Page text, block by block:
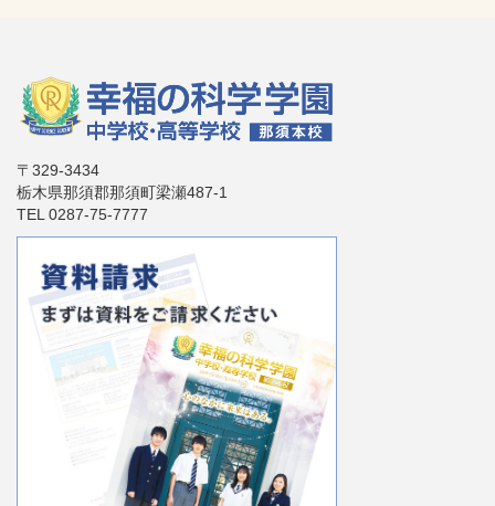
〒329-3434
栃木県那須郡那須町梁瀬487-1
TEL 0287-75-7777